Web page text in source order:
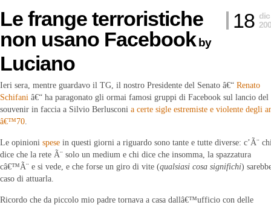
Le frange terroristiche
non usano Facebook by
Luciano
18 dic
Ieri sera, mentre guardavo il TG, il nostro Presidente del Senato â€“ Renato
Schifani â€“ ha paragonato gli ormai famosi gruppi di Facebook sul lancio del
souvenir in faccia a Silvio Berlusconi a certe sigle estremiste e violente degli
â€™70.
Le opinioni spese in questi giorni a riguardo sono tante e tutte diverse: c’Ã¨
dice che la rete Ã¨ solo un medium e chi dice che insomma, la spazzatura
câ€™Ã¨ e si vede, e che forse un giro di vite (qualsiasi cosa significhi)
caso di attuarla.
Ricordo che da piccolo mio padre tornava a casa dallâ€™ufficio con delle